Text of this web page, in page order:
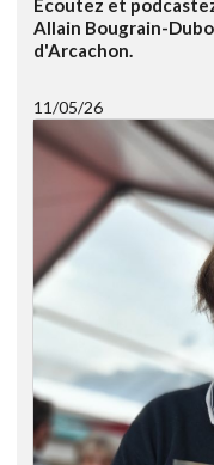
Ecoutez et
Allain Bougrain-
d'Arcachon.
11/05/26